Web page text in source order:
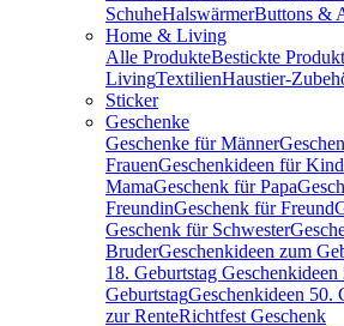
SchuheHalswärmerButtons &
Home & Living
Alle ProdukteBestickte
LivingTextilienHaustier-
Sticker
Geschenke
Geschenke für Männer
FrauenGeschenkideen für
MamaGeschenk für Papa
FreundinGeschenk für Freund
Geschenk für Schwester
BruderGeschenkideen zum
18. Geburtstag Geschenkideen
GeburtstagGeschenkideen 50.
zur RenteRichtfest Geschenk